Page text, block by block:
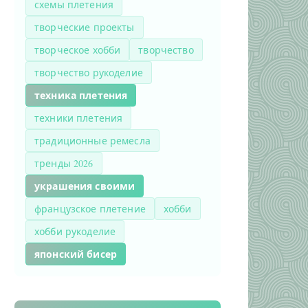
схемы плетения
творческие проекты
творческое хобби
творчество
творчество рукоделие
техника плетения
техники плетения
традиционные ремесла
тренды 2026
украшения своими
французское плетение
хобби
хобби рукоделие
японский бисер